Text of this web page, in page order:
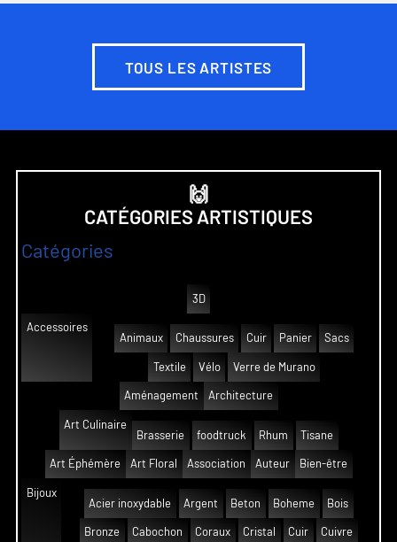
TOUS LES ARTISTES
🙌
CATÉGORIES ARTISTIQUES
Catégories
3D
Accessoires
Animaux
Chaussures Cuir Panier Sacs
Textile Vélo Verre de Murano
Aménagement Architecture
Art Culinaire
Brasserie
foodtruck Rhum Tisane
Art Éphémère Art Floral Association Auteur Bien-être
Bijoux
Acier inoxydable
Argent Beton Boheme Bois
Bronze Cabochon Coraux Cristal Cuir Cuivre